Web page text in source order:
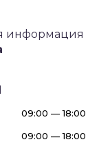
информация
09:00 — 18:00
09:00 — 18:00